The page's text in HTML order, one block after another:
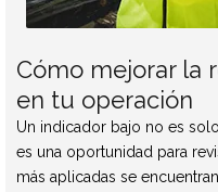
Cómo mejorar la
en tu operación
Un indicador bajo no es
es una oportunidad para
más aplicadas se